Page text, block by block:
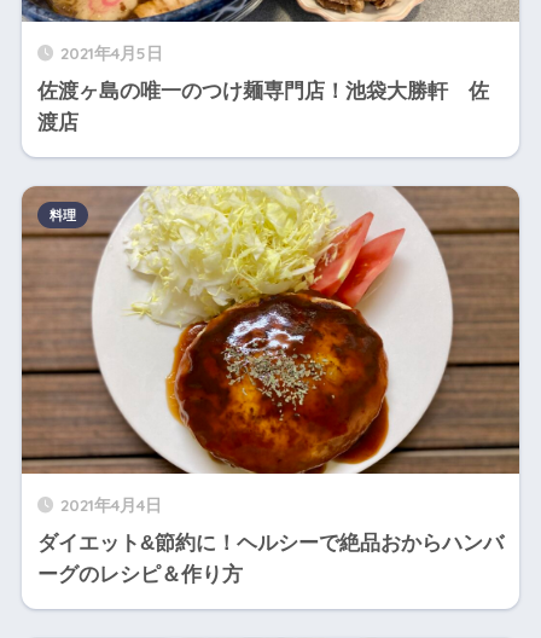
2021年4月5日
佐渡ヶ島の唯一のつけ麺専門店！池袋大勝軒 佐
渡店
2021年4月4日
ダイエット&節約に！ヘルシーで絶品おからハンバ
ーグのレシピ＆作り方
料理